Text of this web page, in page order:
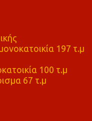
197 τ.μ
100 τ.μ
67 τ.μ